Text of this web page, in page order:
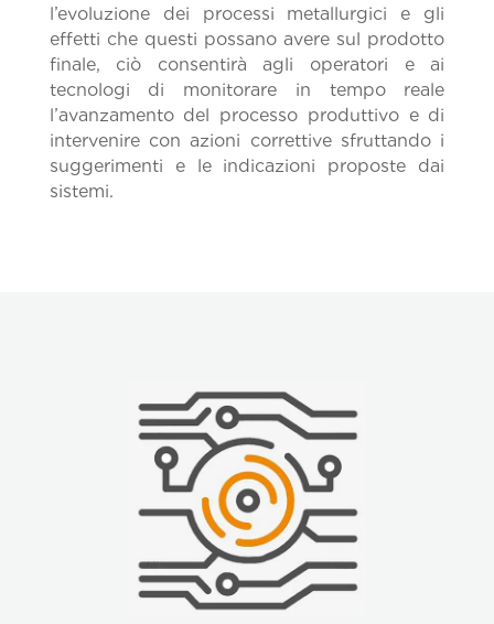
l’evoluzione dei processi metallurgici e gli
effetti che questi possano avere sul prodotto
finale, ciò consentirà agli operatori e ai
tecnologi di monitorare in tempo reale
l’avanzamento del processo produttivo e di
intervenire con azioni correttive sfruttando i
suggerimenti e le indicazioni proposte dai
sistemi.